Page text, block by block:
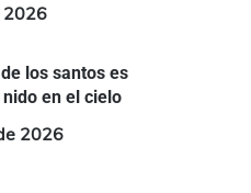
2026
los santos es
en el cielo
2026